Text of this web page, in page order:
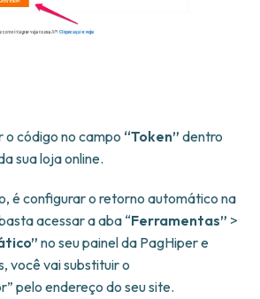
o código no campo “Token” dentro
sua loja online.
é configurar o retorno automático na
acessar a aba “Ferramentas” >
no seu painel da PagHiper e
você vai substituir o
pelo endereço do seu site.